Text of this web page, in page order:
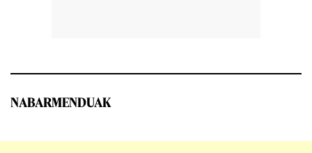
NABARMENDUAK